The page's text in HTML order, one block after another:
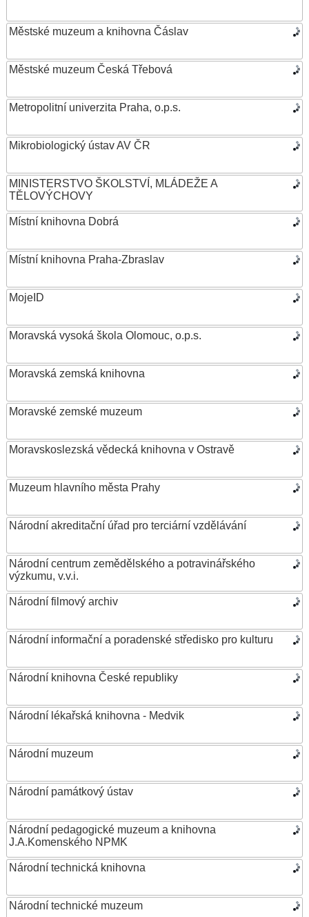
Městské muzeum a knihovna Čáslav
Městské muzeum Česká Třebová
Metropolitní univerzita Praha, o.p.s.
Mikrobiologický ústav AV ČR
MINISTERSTVO ŠKOLSTVÍ, MLÁDEŽE A
TĚLOVÝCHOVY
Místní knihovna Dobrá
Místní knihovna Praha-Zbraslav
MojeID
Moravská vysoká škola Olomouc, o.p.s.
Moravská zemská knihovna
Moravské zemské muzeum
Moravskoslezská vědecká knihovna v Ostravě
Muzeum hlavního města Prahy
Národní akreditační úřad pro terciární vzdělávání
Národní centrum zemědělského a potravinářského
výzkumu, v.v.i.
Národní filmový archiv
Národní informační a poradenské středisko pro kulturu
Národní knihovna České republiky
Národní lékařská knihovna - Medvik
Národní muzeum
Národní památkový ústav
Národní pedagogické muzeum a knihovna
J.A.Komenského NPMK
Národní technická knihovna
Národní technické muzeum